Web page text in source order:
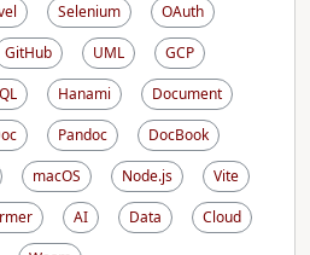
Selenium
OAuth
GitHub UML
GCP
Hanami
Document
Pandoc
DocBook
macOS Node.js
Vite
AI Data
Cloud